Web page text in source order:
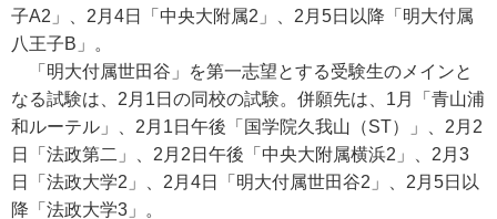
子A2」、2月4日「中央大附属2」、2月5日以降「明大付属
八王子B」。
「明大付属世田谷」を第一志望とする受験生のメインと
なる試験は、2月1日の同校の試験。併願先は、1月「青山浦
和ルーテル」、2月1日午後「国学院久我山（ST）」、2月2
日「法政第二」、2月2日午後「中央大附属横浜2」、2月3
日「法政大学2」、2月4日「明大付属世田谷2」、2月5日以
降「法政大学3」。